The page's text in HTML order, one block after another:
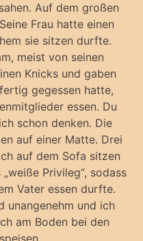
Auf dem großen
Frau hatte einen
sie sitzen durfte.
meist von seinen
Knicks und gaben
gegessen hatte,
essen. Du
schon denken. Die
auf einer Matte. Drei
auf dem Sofa sitzen
Privileg“, sodass
Vater essen durfte.
unangenehm und ich
am Boden bei den